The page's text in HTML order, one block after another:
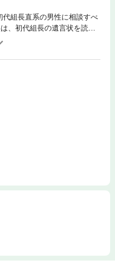
組長直系の男性に相談すべ
、初代組長の遺言状を読
りを学び終えるまで、五代
貴島組に命を救われた恩が
て危い橋は渡れないが、極